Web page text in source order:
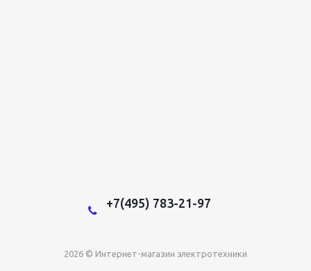
+7(495) 783-21-97
2026 © Интернет-магазин электротехники